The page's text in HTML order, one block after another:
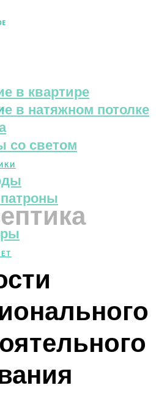
в квартире
в натяжном потолке
со светом